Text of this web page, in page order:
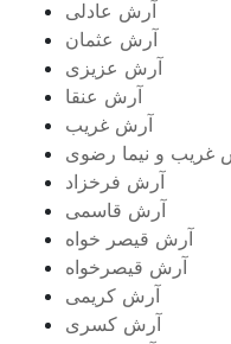
آرش عادلی
آرش عثمان
آرش عزیزی
آرش عنقا
آرش غریب
غریب و نیما رضوی
آرش فرخزاد
آرش قاسمی
آرش قیصر خواه
آرش قیصرخواه
آرش کریمی
آرش کسری